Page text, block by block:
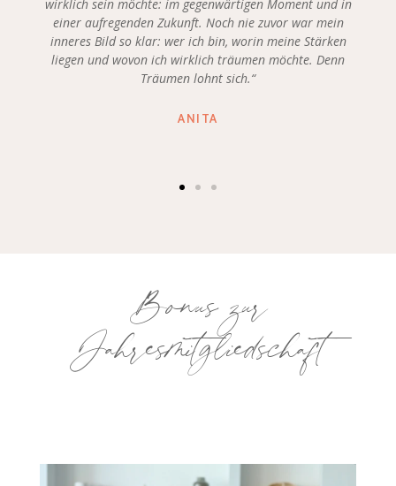
wirklich sein möchte: im gegenwärtigen Moment und in
einer aufregenden Zukunft. Noch nie zuvor war mein
inneres Bild so klar: wer ich bin, worin meine Stärken
liegen und wovon ich wirklich träumen möchte. Denn
Träumen lohnt sich.“
ANITA
Bonus zur
Jahresmitgliedschaft